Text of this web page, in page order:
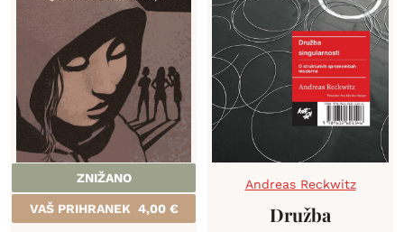
ZNIŽANO
VAŠ PRIHRANEK 4,00 €
Andreas Reckwitz
Družba